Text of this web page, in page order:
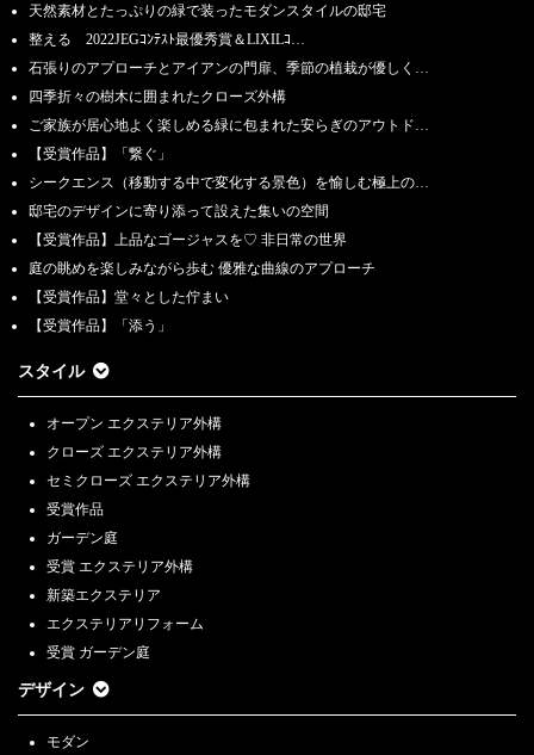
天然素材とたっぷりの緑で装ったモダンスタイルの邸宅
整える 2022JEGｺﾝﾃｽﾄ最優秀賞＆LIXILｺ…
石張りのアプローチとアイアンの門扉、季節の植栽が優しく…
四季折々の樹木に囲まれたクローズ外構
ご家族が居心地よく楽しめる緑に包まれた安らぎのアウトド…
【受賞作品】「繋ぐ」
シークエンス（移動する中で変化する景色）を愉しむ極上の…
邸宅のデザインに寄り添って設えた集いの空間
【受賞作品】上品なゴージャスを♡ 非日常の世界
庭の眺めを楽しみながら歩む 優雅な曲線のアプローチ
【受賞作品】堂々とした佇まい
【受賞作品】「添う」
スタイル
オープン エクステリア外構
クローズ エクステリア外構
セミクローズ エクステリア外構
受賞作品
ガーデン庭
受賞 エクステリア外構
新築エクステリア
エクステリアリフォーム
受賞 ガーデン庭
デザイン
モダン